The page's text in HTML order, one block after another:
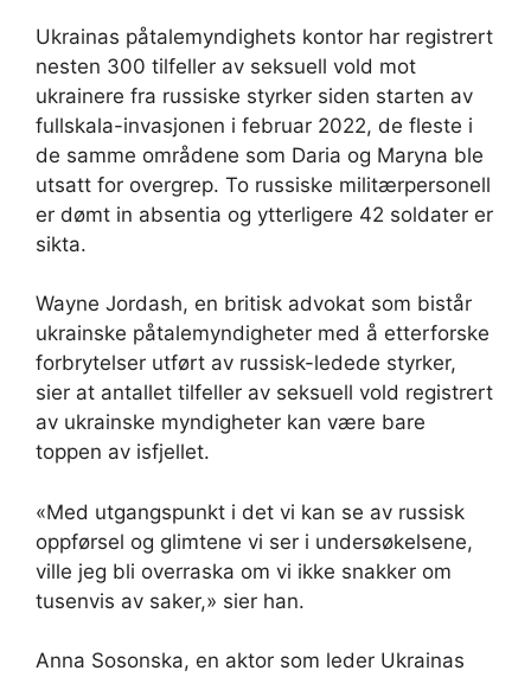
Ukrainas påtalemyndighets kontor har registrert
nesten 300 tilfeller av seksuell vold mot
ukrainere fra russiske styrker siden starten av
fullskala-invasjonen i februar 2022, de fleste i
de samme områdene som Daria og Maryna ble
utsatt for overgrep. To russiske militærpersonell
er dømt in absentia og ytterligere 42 soldater er
sikta.
Wayne Jordash, en britisk advokat som bistår
ukrainske påtalemyndigheter med å etterforske
forbrytelser utført av russisk-ledede styrker,
sier at antallet tilfeller av seksuell vold registrert
av ukrainske myndigheter kan være bare
toppen av isfjellet.
«Med utgangspunkt i det vi kan se av russisk
oppførsel og glimtene vi ser i undersøkelsene,
ville jeg bli overraska om vi ikke snakker om
tusenvis av saker,» sier han.
Anna Sosonska, en aktor som leder Ukrainas